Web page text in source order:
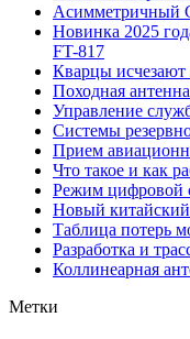
Асимметричный
Новинка 2025
FT-817
Кварцы исчезают
Походная
Управление
Системы
Прием
Что такое и как
Режим цифровой
Новый
Таблица потерь
Разработка и
Коллинеарная
Метки